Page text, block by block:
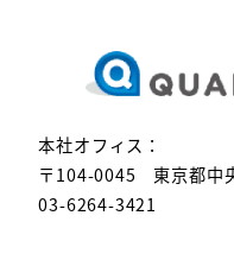
本社オフィス：
〒104-0045 東京都中
03-6264-3421